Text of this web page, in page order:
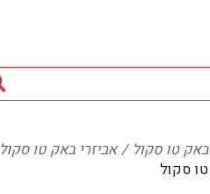
באק טו סקול אביזרי באק טו סקול
טו סקול